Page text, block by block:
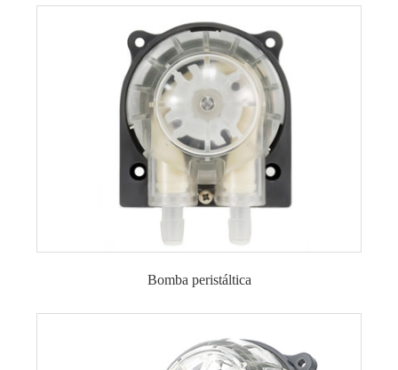
Bomba peristáltica con motor DC
Bomba peristáltica